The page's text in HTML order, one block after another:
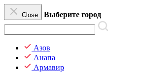
Close Выберите город
Азов
Анапа
Армавир